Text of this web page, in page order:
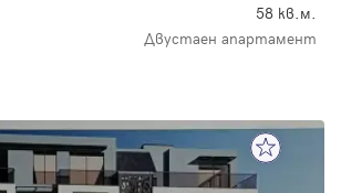
58 кв.м.
Двустаен апартамент